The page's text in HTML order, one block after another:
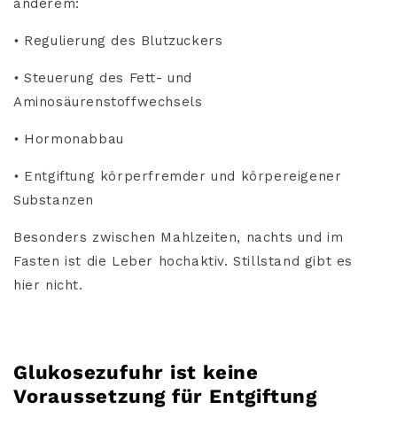
anderem:
• Regulierung des Blutzuckers
•Steuerung des Fett- und
Aminosäurenstoffwechsels
• Hormonabbau
• Entgiftung körperfremder und körpereigener
Substanzen
Besonders zwischen Mahlzeiten, nachts und im
Fasten ist die Leber hochaktiv. Stillstand gibt es
hier nicht.
Glukosezufuhr ist keine
Voraussetzung für Entgiftung